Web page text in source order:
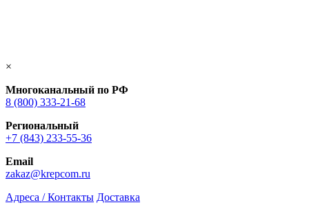
×
Многоканальный по РФ
8 (800) 333‑21-68
Региональный
+7 (843) 233-55-36
Email
zakaz@krepcom.ru
Адреса / Контакты Доставка